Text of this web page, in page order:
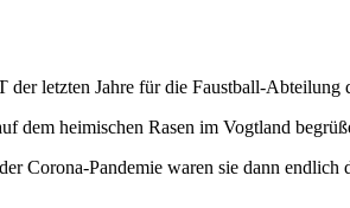
letzten Jahre für die Faustball-Abteilung
dem heimischen Rasen im Vogtland
Corona-Pandemie waren sie dann